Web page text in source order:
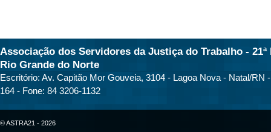
Associação dos Servidores da Justiça do Trabalho - 21ª
Rio Grande do Norte
Escritório: Av. Capitão Mor Gouveia, 3104 - Lagoa Nova - Natal/RN
164 - Fone: 84 3206-1132
© ASTRA21 - 2026